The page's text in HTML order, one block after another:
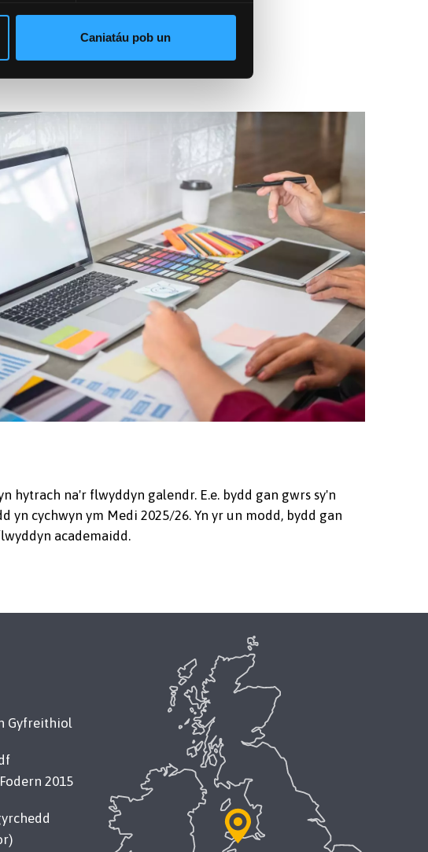
Caniatáu pob un
hytrach na'r flwyddyn galendr. E.e. bydd gan gwrs sy'n
cychwyn ym Medi 2025/26. Yn yr un modd, bydd gan
academaidd.
Gyfreithiol
2015